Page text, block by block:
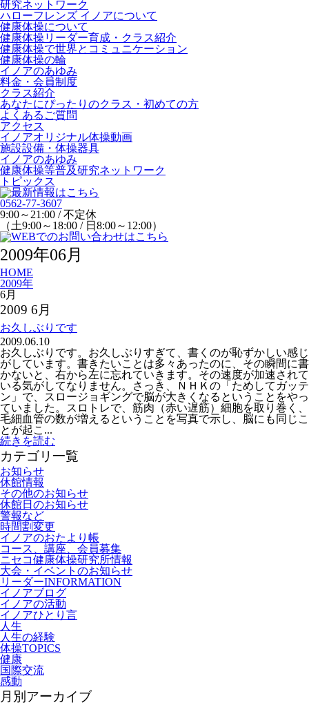
研究ネットワーク
ハローフレンズ イノアについて
健康体操について
健康体操リーダー育成・クラス紹介
健康体操で世界とコミュニケーション
健康体操の輪
イノアのあゆみ
料金・会員制度
クラス紹介
あなたにぴったりのクラス・初めての方
よくあるご質問
アクセス
イノアオリジナル体操動画
施設設備・体操器具
イノアのあゆみ
健康体操等普及研究ネットワーク
トピックス
0562-77-3607
9:00～21:00 / 不定休
（土9:00～18:00 / 日8:00～12:00）
2009年06月
HOME
2009年
6月
2009 6月
お久しぶりです
2009.06.10
お久しぶりです。お久しぶりすぎて、書くのが恥ずかしい感じ
がしています。書きたいことは多々あったのに、その瞬間に書
かないと、右から左に忘れていきます。その速度が加速されて
いる気がしてなりません。さっき、ＮＨＫの「ためしてガッテ
ン」で、スロージョギングで脳が大きくなるということをやっ
ていました。スロトレで、筋肉（赤い遅筋）細胞を取り巻く、
毛細血管の数が増えるということを写真で示し、脳にも同じこ
とが起こ...
続きを読む
カテゴリ一覧
お知らせ
休館情報
その他のお知らせ
休館日のお知らせ
警報など
時間割変更
イノアのおたより帳
コース、講座、会員募集
ニセコ健康体操研究所情報
大会・イベントのお知らせ
リーダーINFORMATION
イノアブログ
イノアの活動
イノアひとり言
人生
人生の経験
体操TOPICS
健康
国際交流
感動
月別アーカイブ